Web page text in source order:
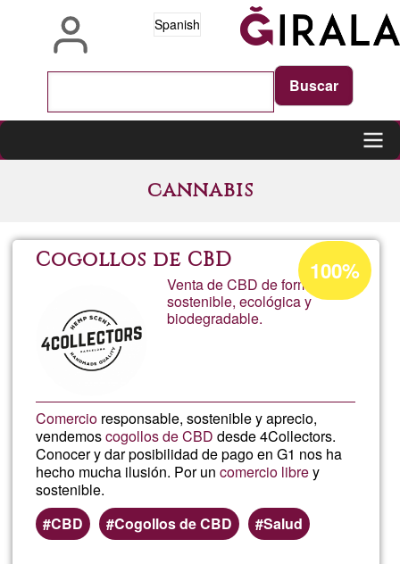
Spanish
cannabis
Cogollos de CBD
Venta de CBD de forma
sostenible, ecológica y
biodegradable.
Comercio responsable, sostenible y aprecio,
vendemoscogollos de CBD desde 4Collectors.
Conocer y dar posibilidad de pago en G1 nos ha
hecho mucha ilusión. Por uncomercio librey
sostenible.
CBD
Cogollos de CBD Salud
Porcentaje
de
aceptación
100%